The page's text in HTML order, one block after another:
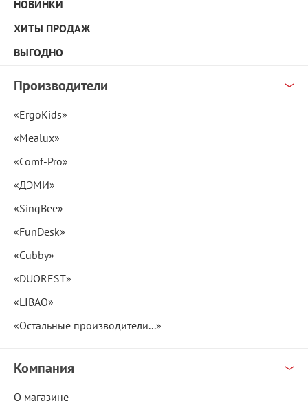
НОВИНКИ
ХИТЫ ПРОДАЖ
ВЫГОДНО
Производители
«ErgoKids»
«Mealux»
«Comf-Pro»
«ДЭМИ»
«SingBee»
«FunDesk»
«Cubby»
«DUOREST»
«LIBAO»
«Остальные производители...»
Компания
О магазине